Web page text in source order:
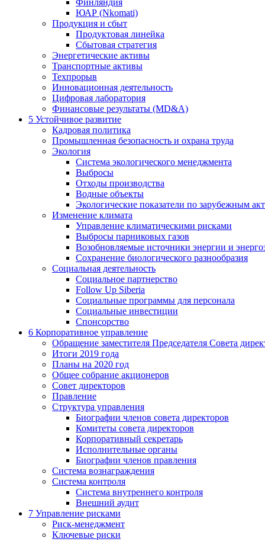
Финляндия
ЮАР (Nkomati)
Продукция и сбыт
Продуктовая линейка
Сбытовая стратегия
Энергетические активы
Транспортные активы
Техпрорыв
Инновационная деятельность
Цифровая лаборатория
Финансовые результаты (MD&A)
5 Устойчивое развитие
Кадровая политика
Промышленная безопасность и охрана труда
Экология
Система экологического менеджмента
Выбросы
Отходы производства
Водные объекты
Экологические показатели по зарубежным
Изменение климата
Управление климатическими рисками
Выбросы парниковых газов
Возобновляемые источники энергии и
Сохранение биологического разнообразия
Социальная деятельность
Социальное партнерство
Follow Up Siberia
Социальные программы для персонала
Социальные инвестиции
Спонсорство
6 Корпоративное управление
Обращение заместителя Председателя Совета
Итоги 2019 года
Планы на 2020 год
Общее собрание акционеров
Совет директоров
Правление
Структура управления
Биографии членов совета директоров
Комитеты совета директоров
Корпоративный секретарь
Исполнительные органы
Биографии членов правления
Система вознаграждения
Система контроля
Система внутреннего контроля
Внешний аудит
7 Управление рисками
Риск-менеджмент
Ключевые риски